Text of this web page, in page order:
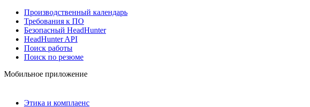
Производственный календарь
Требования к ПО
Безопасный HeadHunter
HeadHunter API
Поиск работы
Поиск по резюме
Мобильное приложение
Этика и комплаенс